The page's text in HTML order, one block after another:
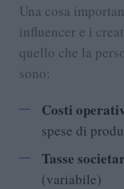
Una cosa
influencer e i
quello che la
sono:
Costi
spese di
Tasse
(variabile)